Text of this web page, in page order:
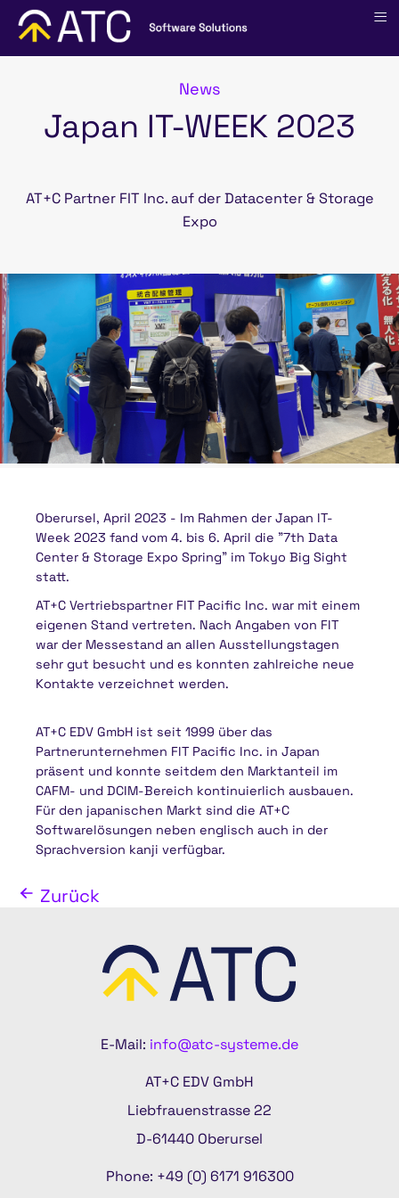
News
Japan IT-WEEK 2023
AT+C Partner FIT Inc. auf der Datacenter & Storage
Expo
Oberursel, April 2023 - Im Rahmen der Japan IT-
Week 2023 fand vom 4. bis 6. April die "7th Data
Center & Storage Expo Spring" im Tokyo Big Sight
statt.
AT+C Vertriebspartner FIT Pacific Inc. war mit einem
eigenen Stand vertreten. Nach Angaben von FIT
war der Messestand an allen Ausstellungstagen
sehr gut besucht und es konnten zahlreiche neue
Kontakte verzeichnet werden.
AT+C EDV GmbH ist seit 1999 über das
Partnerunternehmen FIT Pacific Inc. in Japan
präsent und konnte seitdem den Marktanteil im
CAFM- und DCIM-Bereich kontinuierlich ausbauen.
Für den japanischen Markt sind die AT+C
Softwarelösungen neben englisch auch in der
Sprachversion kanji verfügbar.
Zurück
E-Mail: info@atc-systeme.de
AT+C EDV GmbH
Liebfrauenstrasse 22
D-61440 Oberursel
Phone: +49 (0) 6171 916300
≡